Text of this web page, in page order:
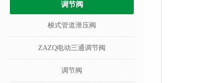
调节阀
梭式管道泄压阀
ZAZQ电动三通调节阀
调节阀